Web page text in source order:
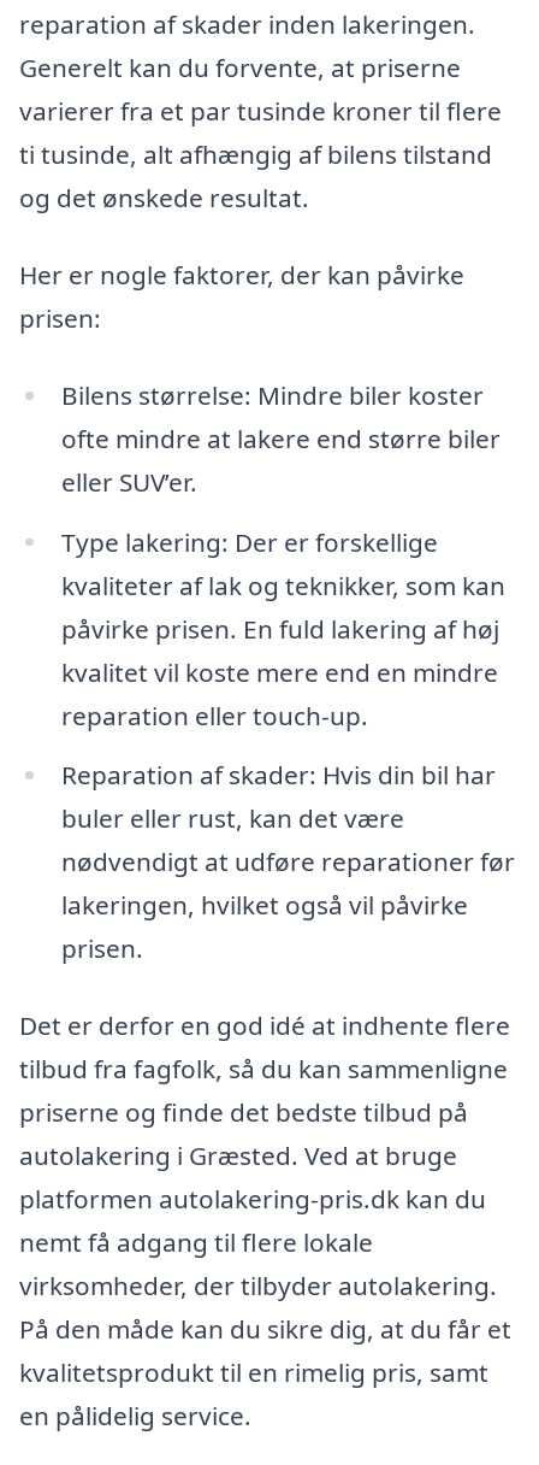
reparation af skader inden lakeringen.
Generelt kan du forvente, at priserne
varierer fra et par tusinde kroner til flere
ti tusinde, alt afhængig af bilens tilstand
og det ønskede resultat.
Her er nogle faktorer, der kan påvirke
prisen:
Bilens størrelse: Mindre biler koster
ofte mindre at lakere end større biler
eller SUV’er.
Type lakering: Der er forskellige
kvaliteter af lak og teknikker, som kan
påvirke prisen. En fuld lakering af høj
kvalitet vil koste mere end en mindre
reparation eller touch-up.
Reparation af skader: Hvis din bil har
buler eller rust, kan det være
nødvendigt at udføre reparationer før
lakeringen, hvilket også vil påvirke
prisen.
Det er derfor en god idé at indhente flere
tilbud fra fagfolk, så du kan sammenligne
priserne og finde det bedste tilbud på
autolakering i Græsted. Ved at bruge
platformen autolakering-pris.dk kan du
nemt få adgang til flere lokale
virksomheder, der tilbyder autolakering.
På den måde kan du sikre dig, at du får et
kvalitetsprodukt til en rimelig pris, samt
en pålidelig service.